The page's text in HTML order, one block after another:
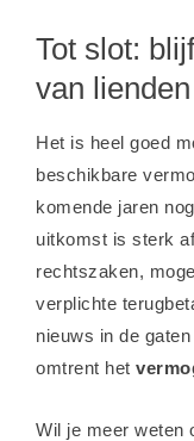
Tot slot:
van
Het is heel goed
beschikbare
komende jaren
uitkomst is sterk
rechtszaken,
verplichte
nieuws in de
omtrent het
Wil je meer weten